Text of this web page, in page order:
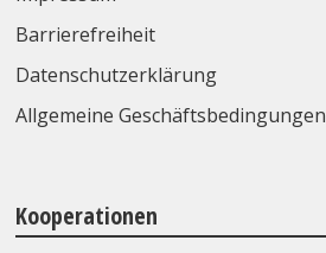
Barrierefreiheit
Datenschutzerklärung
Allgemeine Geschäftsbedingungen
Kooperationen